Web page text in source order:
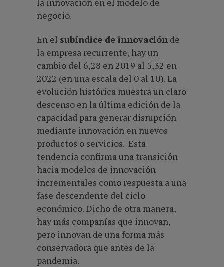
la innovación en el modelo de
negocio.
En el subíndice de innovación de
la empresa recurrente, hay un
cambio del 6,28 en 2019 al 5,32 en
2022 (en una escala del 0 al 10). La
evolución histórica muestra un claro
descenso en la última edición de la
capacidad para generar disrupción
mediante innovación en nuevos
productos o servicios. Esta
tendencia confirma una transición
hacia modelos de innovación
incrementales como respuesta a una
fase descendente del ciclo
económico. Dicho de otra manera,
hay más compañías que innovan,
pero innovan de una forma más
conservadora que antes de la
pandemia.